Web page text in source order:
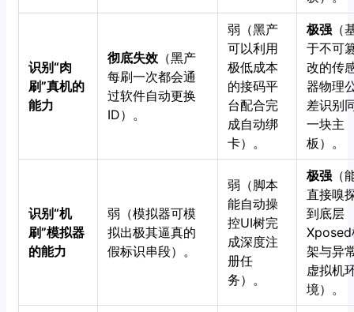
识别“肉
刷”真机的
能力
彻底失效 （黑产
每刷一次都会通
过软件自动更换
ID）。
弱（黑产
可以利用
极低成本
的接码平
台配合完
成自动绑
卡）。
极强 （
于不可
改的传
器物理
差识别
一块主
板）。
识别“机
刷”模拟器
的能力
弱（模拟器可模
拟出极其逼真的
假标识串段）。
弱（脚本
能自动操
控UI树完
成深度注
册任
务）。
极强 （
直接嗅
到底层
Xposed
架与异
虚拟机
境）。